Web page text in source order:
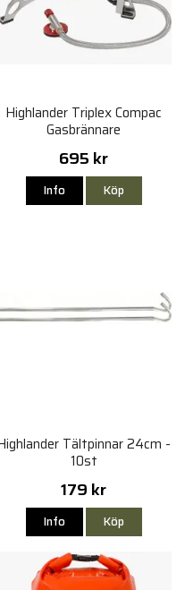
Highlander Triplex Compac
Gasbrännare
695 kr
Info Köp
Tältpinnar 24cm -
10st
179 kr
Info Köp